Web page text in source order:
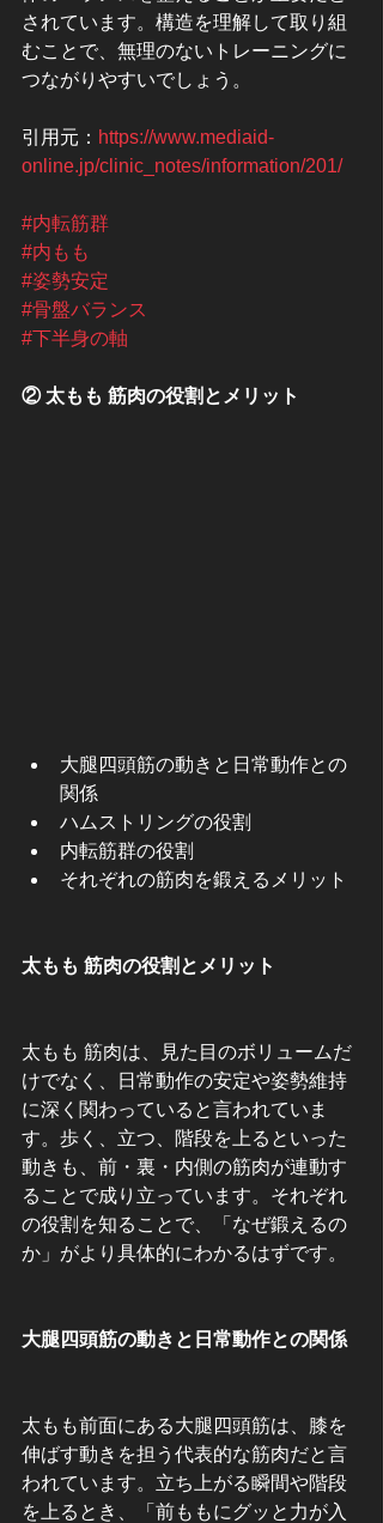
されています。構造を理解して取り組
むことで、無理のないトレーニングに
つながりやすいでしょう。
引用元： https://www.mediaid-
online.jp/clinic_notes/information/201/
#内転筋群
#内もも
#姿勢安定
#骨盤バランス
#下半身の軸
② 太もも 筋肉の役割とメリット
大腿四頭筋の動きと日常動作との
関係
ハムストリングの役割
内転筋群の役割
それぞれの筋肉を鍛えるメリット
太もも 筋肉の役割とメリット
太もも 筋肉は、見た目のボリュームだ
けでなく、日常動作の安定や姿勢維持
に深く関わっていると言われていま
す。歩く、立つ、階段を上るといった
動きも、前・裏・内側の筋肉が連動す
ることで成り立っています。それぞれ
の役割を知ることで、「なぜ鍛えるの
か」がより具体的にわかるはずです。
大腿四頭筋の動きと日常動作との関係
太もも前面にある大腿四頭筋は、膝を
伸ばす動きを担う代表的な筋肉だと言
われています。立ち上がる瞬間や階段
を上るとき、「前ももにグッと力が入